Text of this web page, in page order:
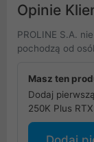
Opinie
PROLINE S.A.
pochodzą od
Masz ten
Dodaj
250K Plus